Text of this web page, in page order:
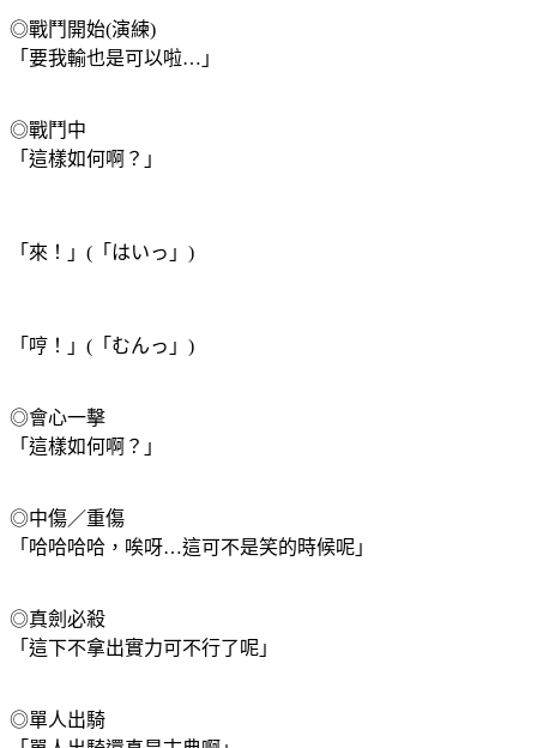
◎戰鬥開始(演練)
「要我輸也是可以啦…」
◎戰鬥中
「這樣如何啊？」
「來！」(「はいっ」)
「哼！」(「むんっ」)
◎會心一擊
「這樣如何啊？」
◎中傷／重傷
「哈哈哈哈，唉呀…這可不是笑的時候呢」
◎真劍必殺
「這下不拿出實力可不行了呢」
◎單人出騎